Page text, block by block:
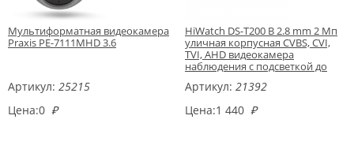
Мультиформатная видеокамера
Praxis PE-7111MHD 3.6
Артикул: 25215
Цена:0 ₽
HiWatch DS-T200 B 2.8 mm 2 Мп
уличная корпусная CVBS, CVI,
TVI, AHD видеокамера
наблюдения с подсветкой до
Артикул: 21392
Цена:1 440 ₽